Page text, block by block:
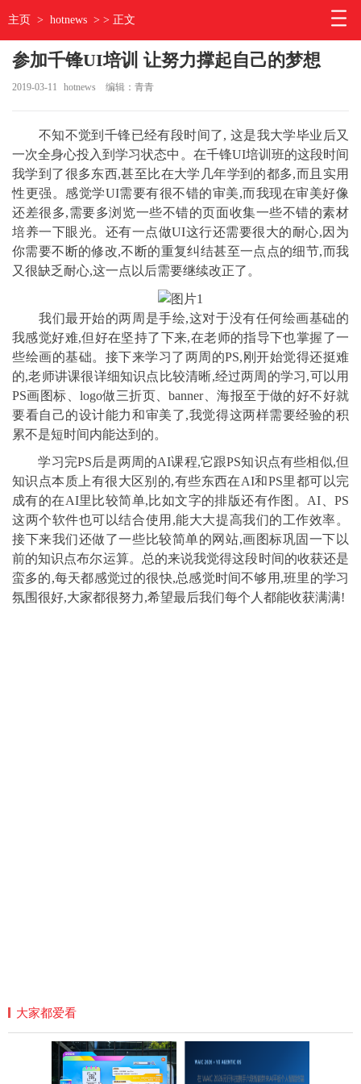
主页 > hotnews > > 正文
参加千锋UI培训 让努力撑起自己的梦想
2019-03-11 hotnews 编辑：青青
不知不觉到千锋已经有段时间了, 这是我大学毕业后又
一次全身心投入到学习状态中。在千锋UI培训班的这段时间
我学到了很多东西,甚至比在大学几年学到的都多,而且实用
性更强。感觉学UI需要有很不错的审美,而我现在审美好像
还差很多,需要多浏览一些不错的页面收集一些不错的素材
培养一下眼光。还有一点做UI这行还需要很大的耐心,因为
你需要不断的修改,不断的重复纠结甚至一点点的细节,而我
又很缺乏耐心,这一点以后需要继续改正了。
我们最开始的两周是手绘,这对于没有任何绘画基础的
我感觉好难,但好在坚持了下来,在老师的指导下也掌握了一
些绘画的基础。接下来学习了两周的PS,刚开始觉得还挺难
的,老师讲课很详细知识点比较清晰,经过两周的学习,可以用
PS画图标、logo做三折页、banner、海报至于做的好不好就
要看自己的设计能力和审美了,我觉得这两样需要经验的积
累不是短时间内能达到的。
学习完PS后是两周的AI课程,它跟PS知识点有些相似,但
知识点本质上有很大区别的,有些东西在AI和PS里都可以完
成有的在AI里比较简单,比如文字的排版还有作图。AI、PS
这两个软件也可以结合使用,能大大提高我们的工作效率。
接下来我们还做了一些比较简单的网站,画图标巩固一下以
前的知识点布尔运算。总的来说我觉得这段时间的收获还是
蛮多的,每天都感觉过的很快,总感觉时间不够用,班里的学习
氛围很好,大家都很努力,希望最后我们每个人都能收获满满!
大家都爱看